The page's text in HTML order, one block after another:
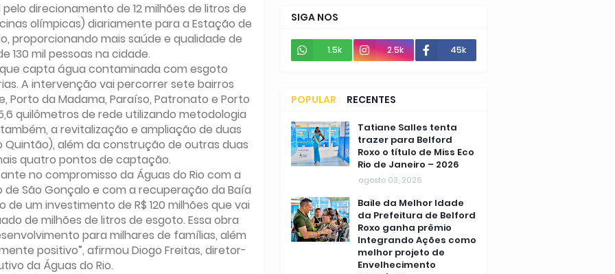
direcionamento de 12 milhões de litros de
olímpicas) diariamente para a Estação de
proporcionando mais saúde e qualidade de
130 mil pessoas na cidade.
capta água contaminada com esgoto
A intervenção vai percorrer sete bairros
Porto da Madama, Paraíso, Patronato e Porto
quilômetros de rede utilizando metodologia
a revitalização e ampliação de duas
Quintão), além da construção de outras duas
quatro pontos de captação.
no compromisso da Águas do Rio com a
São Gonçalo e com a recuperação da Baía
um investimento de R$ 120 milhões que vai
de milhões de litros de esgoto. Essa obra
para milhares de famílias, além
positivo”, afirmou Diogo Freitas, diretor-
da Águas do Rio.
SIGA NOS
1.5k 2.5k 45k
POPULAR
RECENTES
COMENTÁRIOSTatiane Salles tenta
trazer para Belford
Roxo o título de Miss Eco
Rio de Janeiro – 2026
agosto 03, 2026
Baile da Melhor Idade
da Prefeitura de Belford
Roxo ganha prêmio
Integrando Ações como
melhor projeto de
Envelhecimento